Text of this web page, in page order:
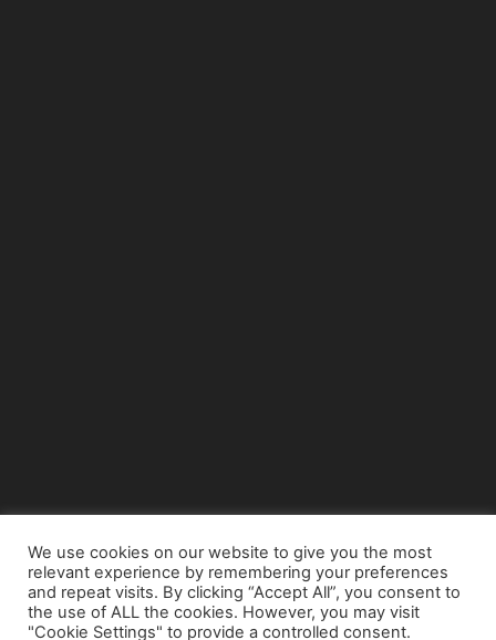
© Copyright 2015 - www.airnews.gr
We use cookies on our website to give you the most
relevant experience by remembering your preferences
and repeat visits. By clicking “Accept All”, you consent to
the use of ALL the cookies. However, you may visit
"Cookie Settings" to provide a controlled consent.